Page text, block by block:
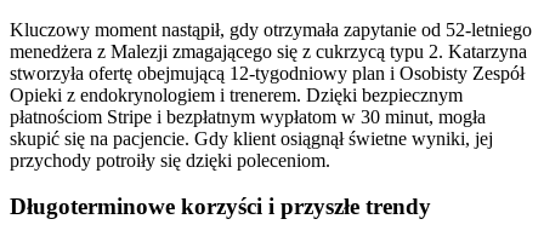
Kluczowy moment nastąpił, gdy otrzymała zapytanie od 52-letniego
menedżera z Malezji zmagającego się z cukrzycą typu 2. Katarzyna
stworzyła ofertę obejmującą 12-tygodniowy plan i Osobisty Zespół
Opieki z endokrynologiem i trenerem. Dzięki bezpiecznym
płatnościom Stripe i bezpłatnym wypłatom w 30 minut, mogła
skupić się na pacjencie. Gdy klient osiągnął świetne wyniki, jej
przychody potroiły się dzięki poleceniom.
Długoterminowe korzyści i przyszłe trendy